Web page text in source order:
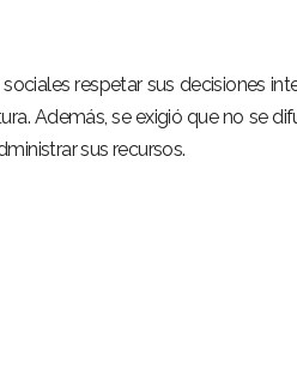
respetar sus decisiones
Además, se exigió que no se
sus recursos.